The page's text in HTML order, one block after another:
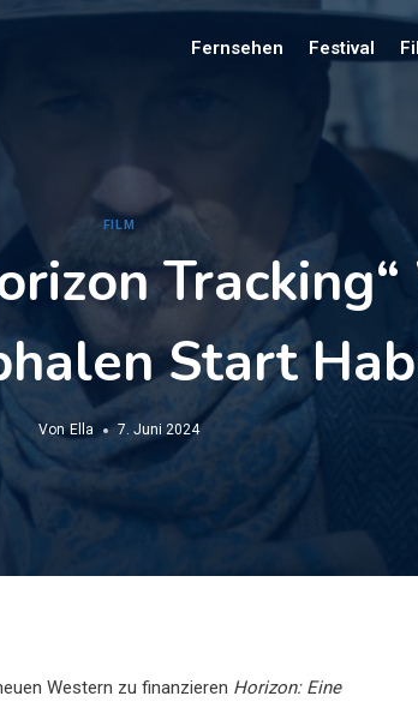
Fernsehen Festival
FILM
Start
Von Ella 7. Juni 2024
Western zu finanzieren Horizon: Eine